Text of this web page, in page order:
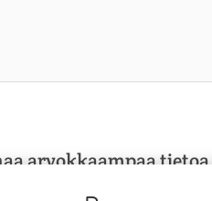
arvokkaampaa tietoa